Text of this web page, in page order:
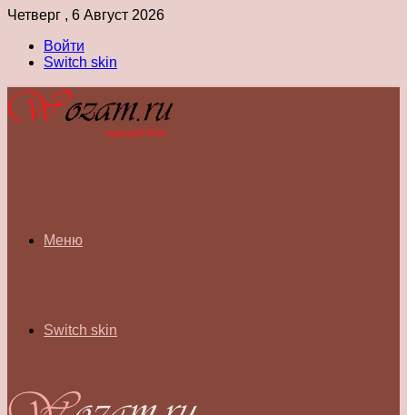
Четверг , 6 Август 2026
Войти
Switch skin
Меню
Switch skin